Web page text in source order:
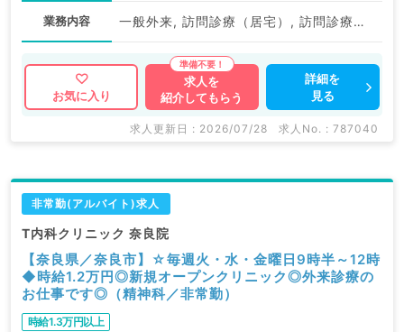
業務内容 一般外来, 訪問診療（居宅）, 訪問診療（施設）
お気に入り
求人を
紹介してもらう
詳細を
見る
求人更新日 : 2026/07/28 求人No. : 787040
非常勤(アルバイト)求人
T内科クリニック 奈良院
【奈良県／奈良市】☆毎週火・水・金曜日9時半～12時
◆時給1.2万円◎新規オープンクリニック◎外来診療の
お仕事です◎（精神科／非常勤）
時給1.3万円以上